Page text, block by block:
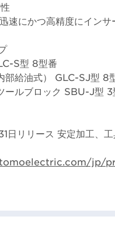
速にかつ高精度にインサ
S型 8型番
部給油式） GLC-SJ型 8
ールブロック SBU-J型 3
日リリース 安定加工、
jp/